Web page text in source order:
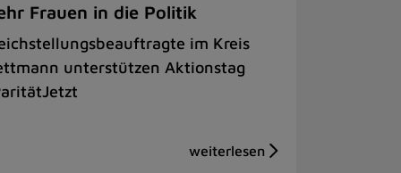
Frauen in die Politik
im Kreis
unterstützen Aktionstag